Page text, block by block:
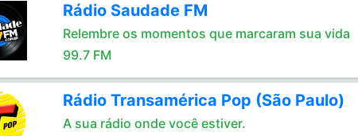
Rádio Saudade FM
Relembre os momentos que marcaram sua vida
99.7 FM
Rádio Transamérica Pop (São Paulo)
A sua rádio onde você estiver.